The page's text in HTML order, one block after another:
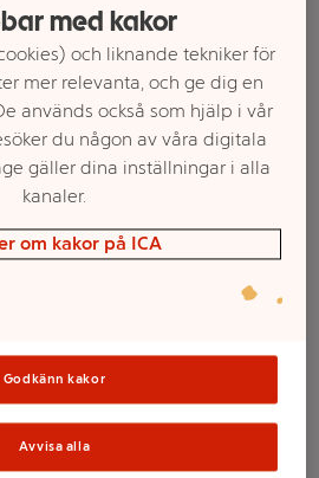
butik och handla
variera mellan butikerna
med kakor
och liknande tekniker för
mer relevanta, och ge dig en
används också som hjälp i vår
du någon av våra digitala
gäller dina inställningar i alla
kanaler.
om kakor på ICA
Godkänn kakor
Avvisa alla